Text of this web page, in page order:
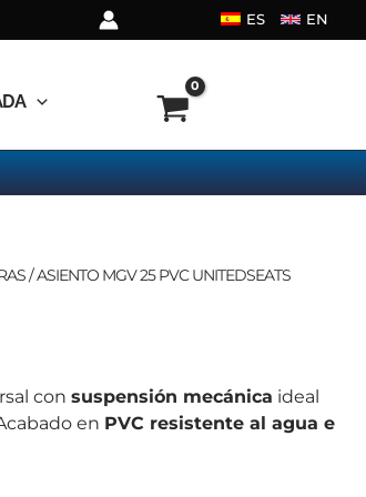
ES EN
/ ASIENTO MGV 25 PVC UNITEDSEATS
con suspensión mecánica ideal
en PVC resistente al agua e